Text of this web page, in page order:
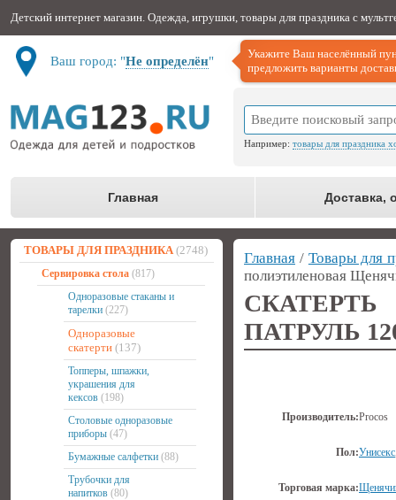
Детский интернет магазин. Одежда, игрушки, товары для праздника с
Ваш город: "Не определён"
Укажите Ваш населённый
предложить варианты
Например: товары для праздника
Главная Доставка,
ТОВАРЫ ДЛЯ ПРАЗДНИКА (2748)
Сервировка стола (817)
Одноразовые стаканы и
тарелки (227)
Одноразовые
скатерти (137)
Топперы, шпажки,
украшения для
кексов (198)
Столовые одноразовые
приборы (47)
Бумажные салфетки (88)
Трубочки для
напитков (80)
Главная / Товары для
полиэтиленовая
ПАТРУЛЬ
Производитель:Procos
Пол:Унисекс
Торговая марка: